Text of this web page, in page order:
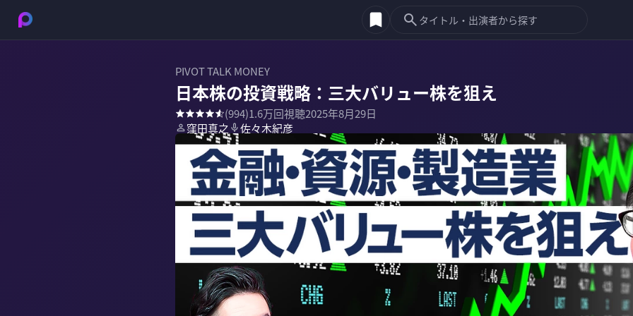
PIVOT TALK MONEY
日本株の投資戦略：三大バリュー株を狙え
(994)1.6万回視聴2025年8月29日
窪田真之
佐々木紀彦